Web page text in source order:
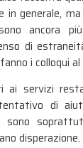
generale,
ancora
di
i colloqui al
ai servizi
di
sono
disperazione.